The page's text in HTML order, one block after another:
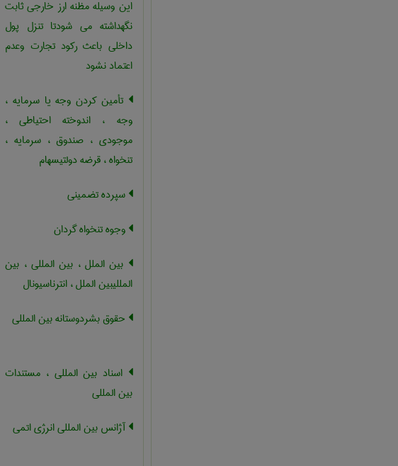
این وسیله مظنه ارز خارجی ثابت
نگهداشته می شودتا تنزل پول
داخلی باعث رکود تجارت وعدم
اعتماد نشود
تأمین کردن وجه یا سرمایه ،
وجه ، اندوخته احتیاطی ،
موجودی ، صندوق ، سرمایه ،
تنخواه ، قرضه دولتیسهام
سپرده تضمینی
وجوه تنخواه گردان
بین الملل ، بین المللی ، بین
المللیبین الملل ، انترناسیونال
حقوق بشردوستانه بین المللی
اسناد بین المللی ، مستندات
بین المللی
آژانس بین المللی انرژی اتمی